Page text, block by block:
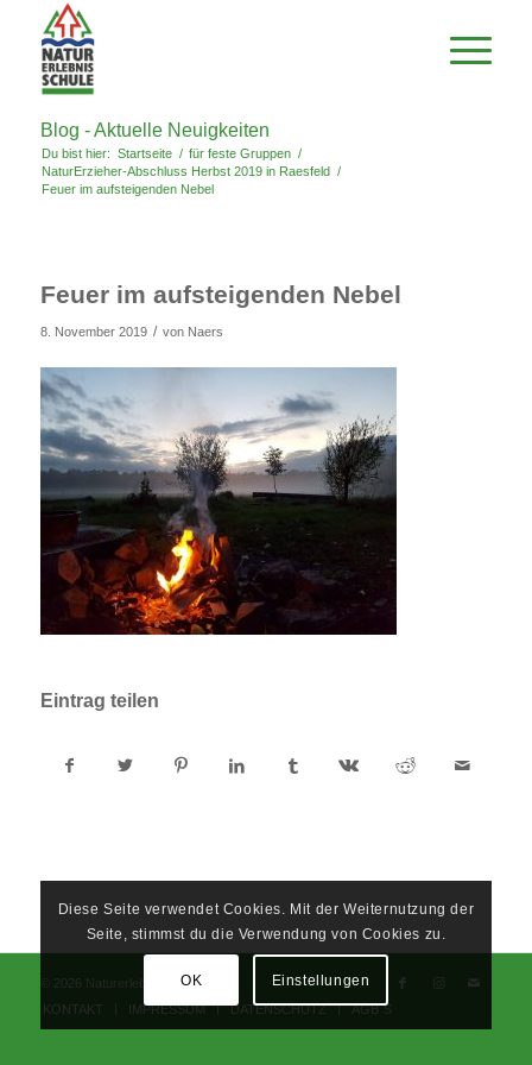
Blog - Aktuelle Neuigkeiten
Du bist hier: Startseite / für feste Gruppen /
NaturErzieher-Abschluss Herbst 2019 in Raesfeld /
Feuer im aufsteigenden Nebel
Feuer im aufsteigenden Nebel
8. November 2019 / von Naers
Eintrag teilen
© 2026 Naturerlebnisschule
KONTAKT
IMPRESSUM DATENSCHUTZ AGB´S
Diese Seite verwendet Cookies. Mit der Weiternutzung der
Seite, stimmst du die Verwendung von Cookies zu.
OK Einstellungen